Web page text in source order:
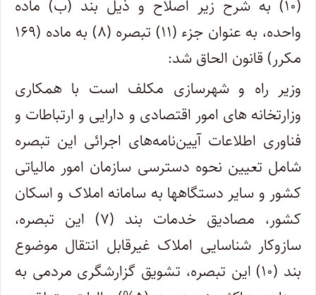
(۱۰) به شرح زیر اصلاح و ذیل بند (ب) ماده
واحده، به عنوان جزء (۱۱) تبصره (۸) به ماده (۱۶۹
مکرر) قانون الحاق شد:
وزیر راه و شهرسازی مکلف است با همکاری
وزارتخانه های امور اقتصادی و دارایی و ارتباطات و
فناوری اطلاعات آیین‌نامه‌های اجرائی این تبصره
شامل تعیین نحوه دسترسی سازمان امور مالیاتی
کشور و سایر دستگاهها به سامانه املاک و اسکان
کشور، مصادیق خدمات بند (۷) این تبصره،
سازوکار شناسایی املاک غیرقابل انتقال موضوع
بند (۱۰) این تبصره، تشویق گزارشگری مردمی به